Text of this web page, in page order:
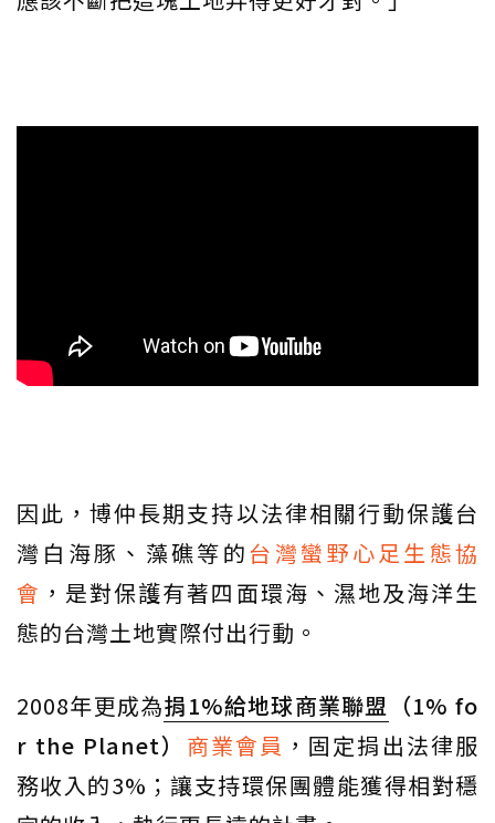
因此，博仲長期支持以法律相關行動保護台
灣白海豚、藻礁等的 台灣蠻野心足生態協
會 ，是對保護有著四面環海、濕地及海洋生
態的台灣土地實際付出行動。
2008年更成為捐1%給地球商業聯盟
（1% fo
r the Planet） 商業會員 ，固定捐出法律服
務收入的3%；讓支持環保團體能獲得相對穩